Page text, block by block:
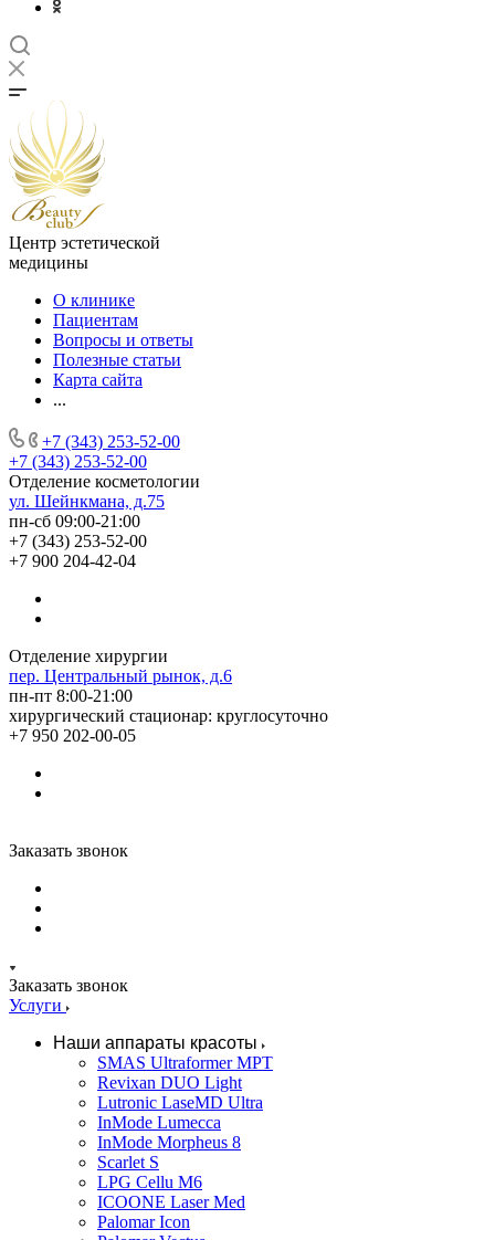
Центр эстетической
медицины
О клинике
Пациентам
Вопросы и ответы
Полезные статьи
Карта сайта
...
+7 (343) 253-52-00
+7 (343) 253-52-00
Отделение косметологии
ул. Шейнкмана, д.75
пн-сб 09:00-21:00
+7 (343) 253-52-00
+7 900 204-42-04
Отделение хирургии
пер. Центральный рынок, д.6
пн-пт 8:00-21:00
хирургический стационар: круглосуточно
+7 950 202-00-05
Заказать звонок
Заказать звонок
Услуги
Наши аппараты красоты
SMAS Ultraformer MPT
Revixan DUO Light
Lutronic LaseMD Ultra
InMode Lumecca
InMode Morpheus 8
Scarlet S
LPG Cellu M6
ICOONE Laser Med
Palomar Icon